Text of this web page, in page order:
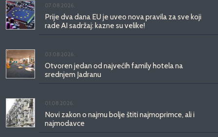
07.08.2026.
Prije dva dana EU je uveo nova pravila za sve koji
rade AI sadržaj: kazne su velike!
03.08.2026.
Otvoren jedan od najvećih family hotela na
srednjem Jadranu
01.08.2026.
Novi zakon o najmu bolje štiti najmoprimce, ali i
najmodavce